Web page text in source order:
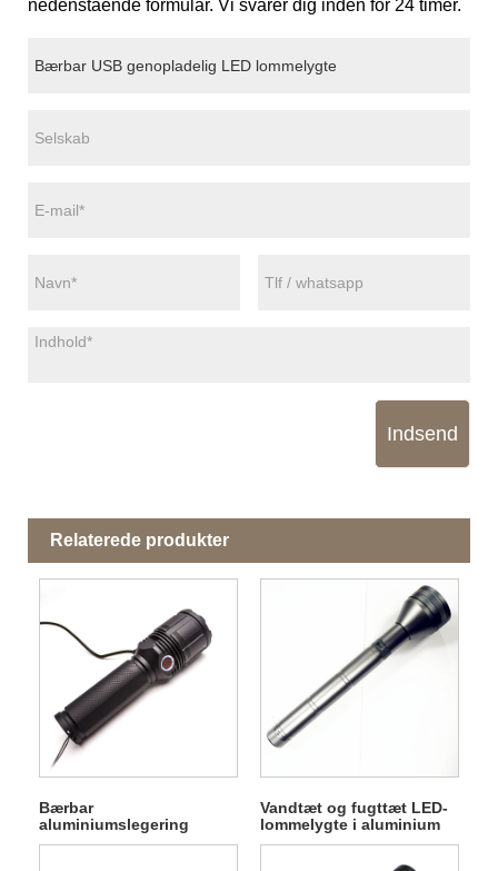
nedenstående formular. Vi svarer dig inden for 24 timer.
Indsend
Relaterede produkter
Bærbar
aluminiumslegering
genopladelig lommelygte
Vandtæt og fugttæt LED-
lommelygte i aluminium